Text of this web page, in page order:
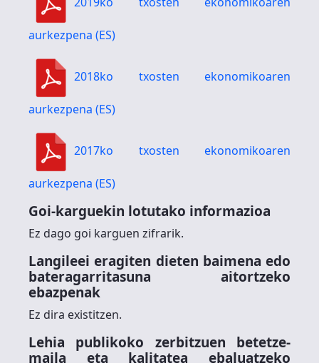
aurkezpena (ES)
2018ko txosten ekonomikoaren
aurkezpena (ES)
2017ko txosten ekonomikoaren
aurkezpena (ES)
Goi-karguekin lotutako informazioa
Ez dago goi karguen zifrarik.
Langileei eragiten dieten baimena edo
bateragarritasuna aitortzeko
ebazpenak
Ez dira existitzen.
Lehia publikoko zerbitzuen betetze-
maila eta kalitatea ebaluatzeko